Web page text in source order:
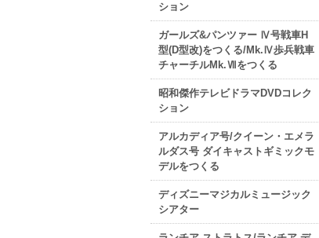
ション
ガールズ&パンツァー Ⅳ号戦車H
型(D型改)をつくる/Mk.Ⅳ歩兵戦車
チャーチルMk.Ⅶをつくる
昭和傑作テレビドラマDVDコレク
ション
アルカディア号/クイーン・エメラ
ルダス号 ダイキャストギミックモ
デルをつくる
ディズニーマジカルミュージック
シアター